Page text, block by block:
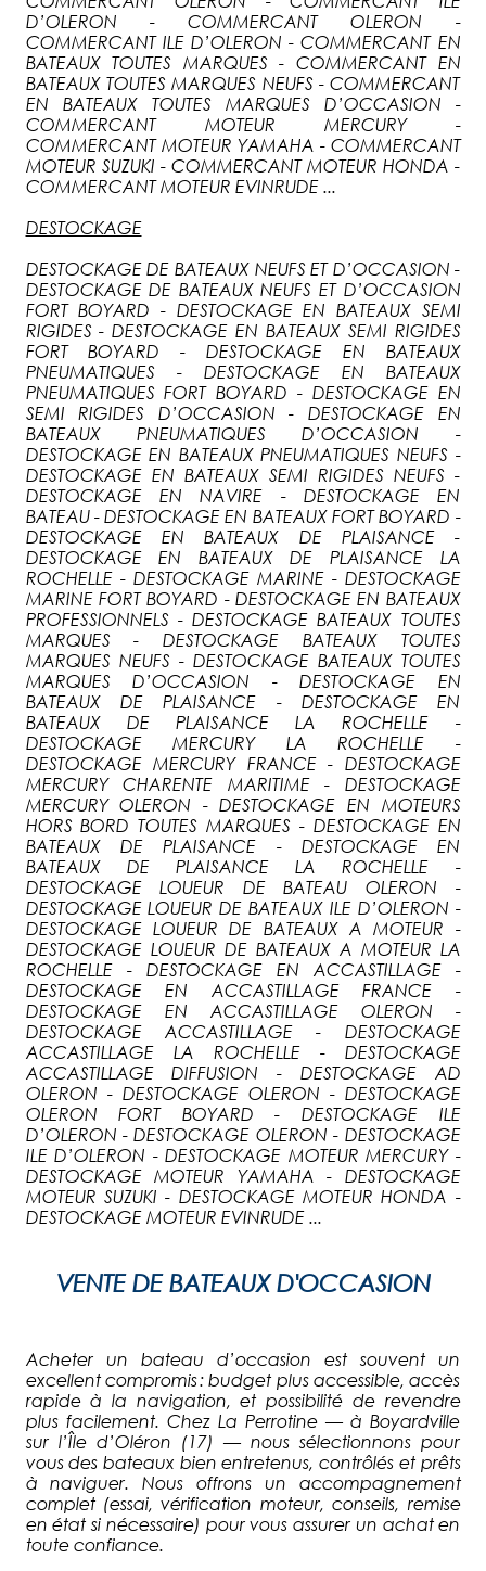
D’OLERON - COMMERCANT OLERON -
COMMERCANT ILE D’OLERON - COMMERCANT EN
BATEAUX TOUTES MARQUES - COMMERCANT EN
BATEAUX TOUTES MARQUES NEUFS - COMMERCANT
EN BATEAUX TOUTES MARQUES D’OCCASION -
COMMERCANT MOTEUR MERCURY -
COMMERCANT MOTEUR YAMAHA - COMMERCANT
MOTEUR SUZUKI - COMMERCANT MOTEUR HONDA -
COMMERCANT MOTEUR EVINRUDE ...
DESTOCKAGE
DESTOCKAGE DE BATEAUX NEUFS ET D’OCCASION -
DESTOCKAGE DE BATEAUX NEUFS ET D’OCCASION
FORT BOYARD - DESTOCKAGE EN BATEAUX SEMI
RIGIDES - DESTOCKAGE EN BATEAUX SEMI RIGIDES
FORT BOYARD - DESTOCKAGE EN BATEAUX
PNEUMATIQUES - DESTOCKAGE EN BATEAUX
PNEUMATIQUES FORT BOYARD - DESTOCKAGE EN
SEMI RIGIDES D’OCCASION - DESTOCKAGE EN
BATEAUX PNEUMATIQUES D’OCCASION -
DESTOCKAGE EN BATEAUX PNEUMATIQUES NEUFS -
DESTOCKAGE EN BATEAUX SEMI RIGIDES NEUFS -
DESTOCKAGE EN NAVIRE - DESTOCKAGE EN
BATEAU - DESTOCKAGE EN BATEAUX FORT BOYARD -
DESTOCKAGE EN BATEAUX DE PLAISANCE -
DESTOCKAGE EN BATEAUX DE PLAISANCE LA
ROCHELLE - DESTOCKAGE MARINE - DESTOCKAGE
MARINE FORT BOYARD - DESTOCKAGE EN BATEAUX
PROFESSIONNELS - DESTOCKAGE BATEAUX TOUTES
MARQUES - DESTOCKAGE BATEAUX TOUTES
MARQUES NEUFS - DESTOCKAGE BATEAUX TOUTES
MARQUES D’OCCASION - DESTOCKAGE EN
BATEAUX DE PLAISANCE - DESTOCKAGE EN
BATEAUX DE PLAISANCE LA ROCHELLE -
DESTOCKAGE MERCURY LA ROCHELLE -
DESTOCKAGE MERCURY FRANCE - DESTOCKAGE
MERCURY CHARENTE MARITIME - DESTOCKAGE
MERCURY OLERON - DESTOCKAGE EN MOTEURS
HORS BORD TOUTES MARQUES - DESTOCKAGE EN
BATEAUX DE PLAISANCE - DESTOCKAGE EN
BATEAUX DE PLAISANCE LA ROCHELLE -
DESTOCKAGE LOUEUR DE BATEAU OLERON -
DESTOCKAGE LOUEUR DE BATEAUX ILE D’OLERON -
DESTOCKAGE LOUEUR DE BATEAUX A MOTEUR -
DESTOCKAGE LOUEUR DE BATEAUX A MOTEUR LA
ROCHELLE - DESTOCKAGE EN ACCASTILLAGE -
DESTOCKAGE EN ACCASTILLAGE FRANCE -
DESTOCKAGE EN ACCASTILLAGE OLERON -
DESTOCKAGE ACCASTILLAGE - DESTOCKAGE
ACCASTILLAGE LA ROCHELLE - DESTOCKAGE
ACCASTILLAGE DIFFUSION - DESTOCKAGE AD
OLERON - DESTOCKAGE OLERON - DESTOCKAGE
OLERON FORT BOYARD - DESTOCKAGE ILE
D’OLERON - DESTOCKAGE OLERON - DESTOCKAGE
ILE D’OLERON - DESTOCKAGE MOTEUR MERCURY -
DESTOCKAGE MOTEUR YAMAHA - DESTOCKAGE
MOTEUR SUZUKI - DESTOCKAGE MOTEUR HONDA -
DESTOCKAGE MOTEUR EVINRUDE ...
VENTE DE BATEAUX D'OCCASION
Acheter un bateau d’occasion est souvent un
excellent compromis : budget plus accessible, accès
rapide à la navigation, et possibilité de revendre
plus facilement. Chez La Perrotine — à Boyardville
sur l’Île d’Oléron (17) — nous sélectionnons pour
vous des bateaux bien entretenus, contrôlés et prêts
à naviguer. Nous offrons un accompagnement
complet (essai, vérification moteur, conseils, remise
en état si nécessaire) pour vous assurer un achat en
toute confiance.